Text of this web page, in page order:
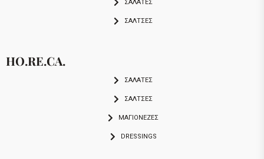
ΣΑΛΑΤΕΣ
ΣΑΛΤΣΕΣ
HO.RE.CA.
ΣΑΛΑΤΕΣ
ΣΑΛΤΣΕΣ
ΜΑΓΙΟΝΕΖΕΣ
DRESSINGS